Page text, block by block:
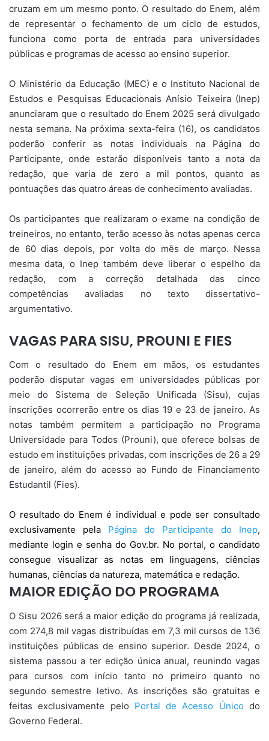
cruzam em um mesmo ponto. O resultado do Enem, além
de representar o fechamento de um ciclo de estudos,
funciona como porta de entrada para universidades
públicas e programas de acesso ao ensino superior.
O Ministério da Educação (MEC) e o Instituto Nacional de
Estudos e Pesquisas Educacionais Anísio Teixeira (Inep)
anunciaram que o resultado do Enem 2025 será divulgado
nesta semana. Na próxima sexta-feira (16), os candidatos
poderão conferir as notas individuais na Página do
Participante, onde estarão disponíveis tanto a nota da
redação, que varia de zero a mil pontos, quanto as
pontuações das quatro áreas de conhecimento avaliadas.
Os participantes que realizaram o exame na condição de
treineiros, no entanto, terão acesso às notas apenas cerca
de 60 dias depois, por volta do mês de março. Nessa
mesma data, o Inep também deve liberar o espelho da
redação, com a correção detalhada das cinco
competências avaliadas no texto dissertativo-
argumentativo.
VAGAS PARA SISU, PROUNI E FIES
Com o resultado do Enem em mãos, os estudantes
poderão disputar vagas em universidades públicas por
meio do Sistema de Seleção Unificada (Sisu), cujas
inscrições ocorrerão entre os dias 19 e 23 de janeiro. As
notas também permitem a participação no Programa
Universidade para Todos (Prouni), que oferece bolsas de
estudo em instituições privadas, com inscrições de 26 a 29
de janeiro, além do acesso ao Fundo de Financiamento
Estudantil (Fies).
O resultado do Enem é individual e pode ser consultado
exclusivamente pela Página do Participante do Inep,
mediante login e senha do Gov.br. No portal, o candidato
consegue visualizar as notas em linguagens, ciências
humanas, ciências da natureza, matemática e redação.
MAIOR EDIÇÃO DO PROGRAMA
O Sisu 2026 será a maior edição do programa já realizada,
com 274,8 mil vagas distribuídas em 7,3 mil cursos de 136
instituições públicas de ensino superior. Desde 2024, o
sistema passou a ter edição única anual, reunindo vagas
para cursos com início tanto no primeiro quanto no
segundo semestre letivo. As inscrições são gratuitas e
feitas exclusivamente pelo Portal de Acesso Único do
Governo Federal.